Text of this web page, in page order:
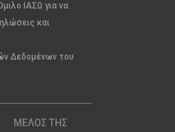
ΙΑΣΩ για να
και
Δεδομένων του
ΜΕΛΟΣ ΤΗΣ